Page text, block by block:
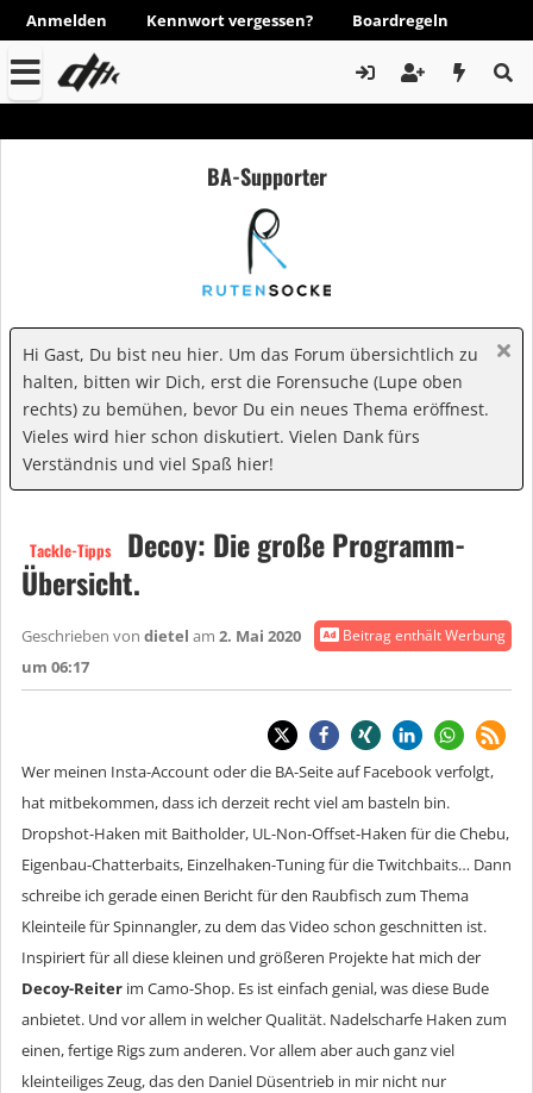
Anmelden Kennwort vergessen? Boardregeln
BA-Supporter
Hi Gast, Du bist neu hier. Um das Forum übersichtlich zu
halten, bitten wir Dich, erst die Forensuche (Lupe oben
rechts) zu bemühen, bevor Du ein neues Thema eröffnest.
Vieles wird hier schon diskutiert. Vielen Dank fürs
Verständnis und viel Spaß hier!
Tackle-Tipps
Decoy: Die große Programm-
Übersicht.
Beitrag enthält Werbung
Geschrieben von dietel am 2. Mai 2020
um 06:17
Wer meinen Insta-Account oder die BA-Seite auf Facebook verfolgt,
hat mitbekommen, dass ich derzeit recht viel am basteln bin.
Dropshot-Haken mit Baitholder, UL-Non-Offset-Haken für die Chebu,
Eigenbau-Chatterbaits, Einzelhaken-Tuning für die Twitchbaits… Dann
schreibe ich gerade einen Bericht für den Raubfisch zum Thema
Kleinteile für Spinnangler, zu dem das Video schon geschnitten ist.
Inspiriert für all diese kleinen und größeren Projekte hat mich der
Decoy-Reiter im Camo-Shop. Es ist einfach genial, was diese Bude
anbietet. Und vor allem in welcher Qualität. Nadelscharfe Haken zum
einen, fertige Rigs zum anderen. Vor allem aber auch ganz viel
kleinteiliges Zeug, das den Daniel Düsentrieb in mir nicht nur